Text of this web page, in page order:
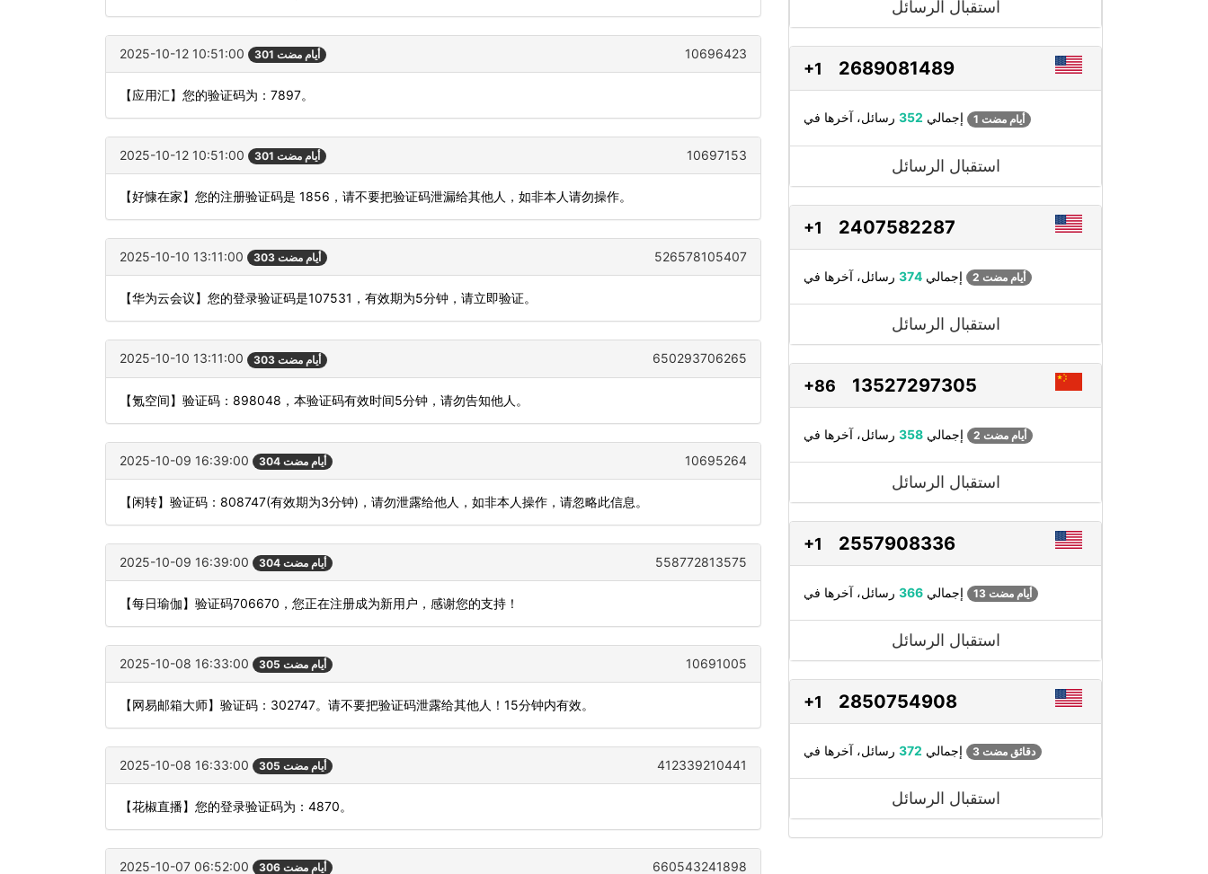
2025-10-12 10:51:00 301 أيام مضت 10696423
【应用汇】您的验证码为：7897。
2025-10-12 10:51:00 301 أيام مضت 10697153
【好慷在家】您的注册验证码是 1856，请不要把验证码泄漏给其他人，如非本人请勿操作。
2025-10-10 13:11:00 303 أيام مضت 526578105407
【华为云会议】您的登录验证码是107531，有效期为5分钟，请立即验证。
2025-10-10 13:11:00 303 أيام مضت 650293706265
【氪空间】验证码：898048，本验证码有效时间5分钟，请勿告知他人。
2025-10-09 16:39:00 304 أيام مضت 10695264
【闲转】验证码：808747(有效期为3分钟)，请勿泄露给他人，如非本人操作，请忽略此信息。
2025-10-09 16:39:00 304 أيام مضت 558772813575
【每日瑜伽】验证码706670，您正在注册成为新用户，感谢您的支持！
2025-10-08 16:33:00 305 أيام مضت 10691005
【网易邮箱大师】验证码：302747。请不要把验证码泄露给其他人！15分钟内有效。
2025-10-08 16:33:00 305 أيام مضت 412339210441
【花椒直播】您的登录验证码为：4870。
2025-10-07 06:52:00 306 أيام مضت 660543241898
استقبال الرسائل
+1 2689081489
إجمالي 352 1 أيام مضت
استقبال الرسائل
+1 2407582287
إجمالي 374 2 أيام مضت
استقبال الرسائل
+86 13527297305
إجمالي 358 2 أيام مضت
استقبال الرسائل
+1 2557908336
إجمالي 366 13 أيام مضت
استقبال الرسائل
+1 2850754908
إجمالي 372 3 دقائق مضت
استقبال الرسائل